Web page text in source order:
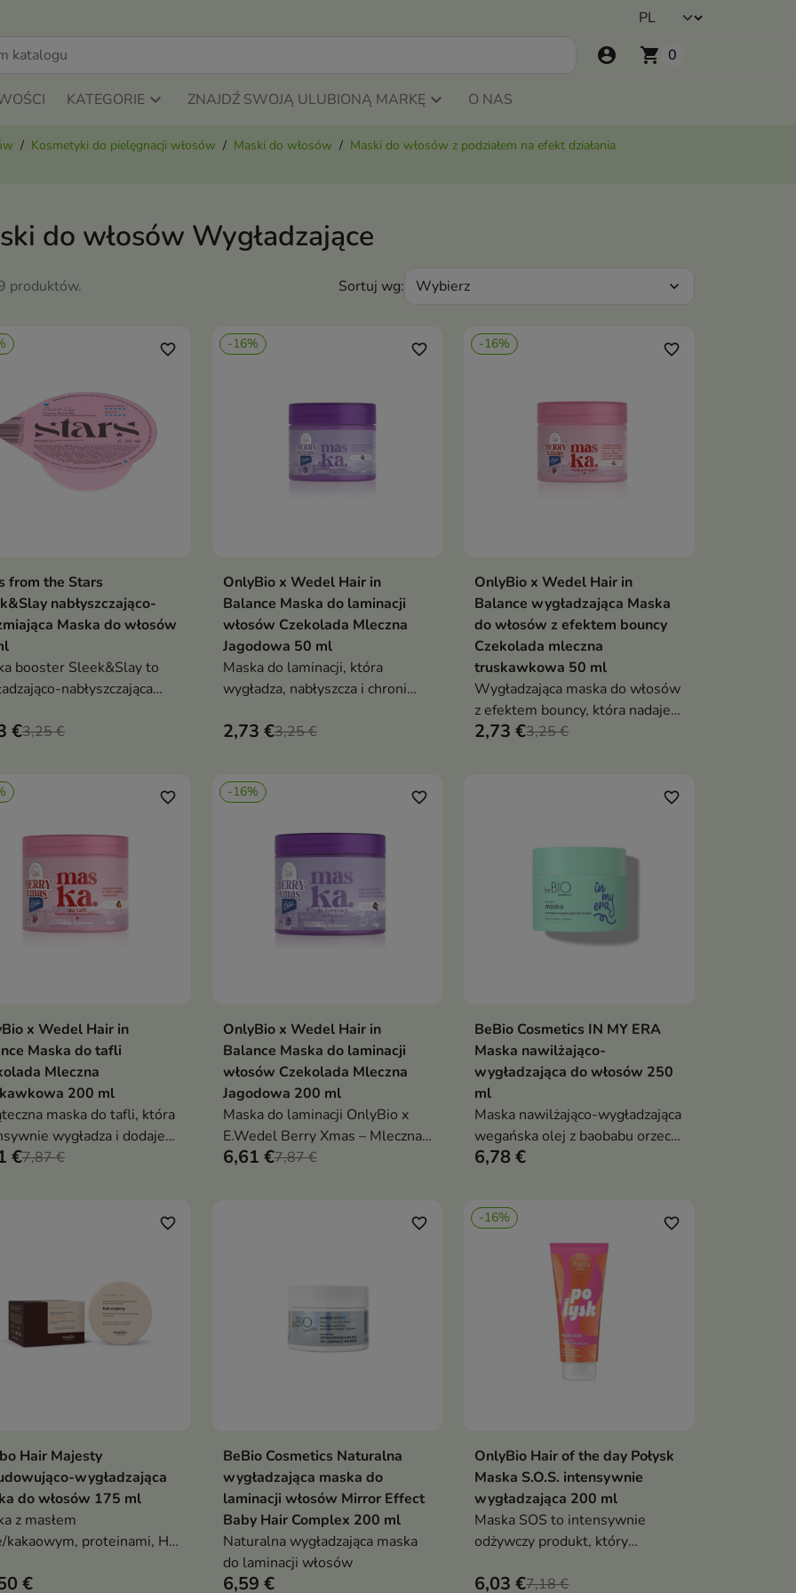
account_circle shopping_cart 0
KATEGORIE ZNAJDŹ SWOJĄ ULUBIONĄ MARKĘ O NAS
Kosmetyki do pielęgnacji włosów Maski do włosów
Maski do włosów z podziałem na efekt działania
do włosów Wygładzające
produktów. Sortuj wg: Wybierz expand_more
Dodaj do koszyka
favorite_border
from the Stars
nabłyszczająco-
Maska do włosów
booster Sleek&Slay to
nabłyszczająca
dodaje blasku i
€3,25 €
-16%
Dodaj do koszyka
favorite_border
OnlyBio x Wedel Hair in
Balance Maska do laminacji
włosów Czekolada Mleczna
Jagodowa 50 ml
Maska do laminacji, która
wygładza, nabłyszcza i chroni
mlecznej czekolady z jagodami
2,73 €3,25 €
-16%
Dodaj do koszyka
favorite_border
OnlyBio x Wedel Hair in
Balance wygładzająca Maska
do włosów z efektem bouncy
Czekolada mleczna
truskawkowa 50 ml
Wygładzająca maska do włosów
z efektem bouncy, która nadaje
pasmom sprężystość, blask i
2,73 €3,25 €
Dodaj do koszyka
favorite_border
x Wedel Hair in
Maska do tafli
Mleczna
200 ml
maska do tafli, która
wygładza i dodaje
lustrzanego blasku w
€7,87 €
-16%
Dodaj do koszyka
favorite_border
OnlyBio x Wedel Hair in
Balance Maska do laminacji
włosów Czekolada Mleczna
Jagodowa 200 ml
Maska do laminacji OnlyBio x
E.Wedel Berry Xmas – Mleczna
Jagodowa intensywny blask,
6,61 €7,87 €
Dodaj do koszyka
favorite_border
BeBio Cosmetics IN MY ERA
Maska nawilżająco-
wygładzająca do włosów 250
ml
Maska nawilżająco-wygładzająca
wegańska olej z baobabu orzech
brazylijski betaina technologia
dla włosów suchych i puszących
6,78 €
 Dodaj do koszyka
favorite_border
Hair Majesty
wygładzająca
do włosów 175 ml
z masłem
kakaowym, proteinami, HA
wygładza, ujarzmia
€
Dodaj do koszyka
favorite_border
BeBio Cosmetics Naturalna
wygładzająca maska do
laminacji włosów Mirror Effect
Baby Hair Complex 200 ml
Naturalna wygładzająca maska
do laminacji włosów
6,59 €
-16%
Dodaj do koszyka
favorite_border
OnlyBio Hair of the day Połysk
Maska S.O.S. intensywnie
wygładzająca 200 ml
Maska SOS to intensywnie
odżywczy produkt, który
6,03 €7,18 €